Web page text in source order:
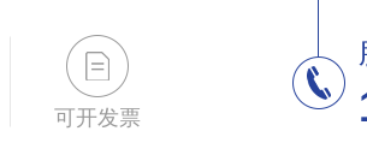
可开发票